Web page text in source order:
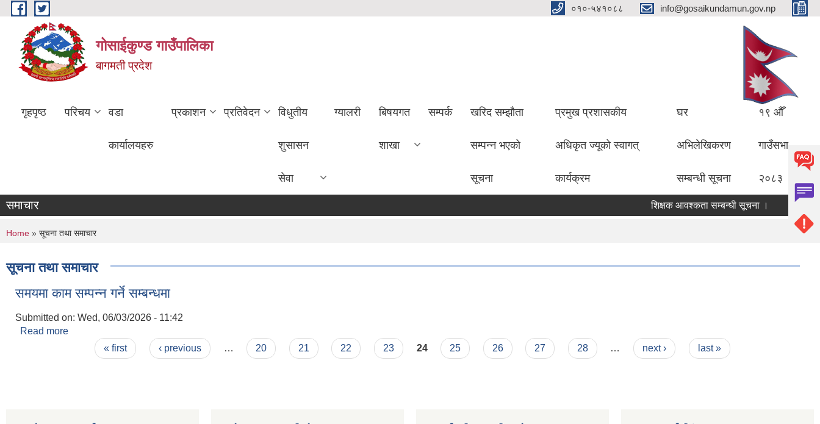
Skip to main content ०१०-५४१०८८ info@gosaikundamun.gov.np
गोसाईकुण्ड गाउँपालिका
बागमती प्रदेश
गृहपृष्ठ परिचय वडा
कार्यालयहरु
प्रकाशन प्रतिवेदन विधुतीय
शुसासन
सेवा
ग्यालरी बिषयगत
शाखा
सम्पर्क खरिद सम्झौता
सम्पन्न भएको
सूचना
प्रमुख प्रशासकीय
अधिकृत ज्यूको स्वागत्
कार्यक्रम
घर
अभिलेखिकरण
सम्बन्धी सूचना
१९ औँ
गाउँसभा
२०८३
समाचार शिक्षक आवश्कता सम्बन्धी सूचना ।
You are here
Home » सूचना तथा समाचार
सूचना तथा समाचार
समयमा काम सम्पन्न गर्ने सम्बन्धमा
Submitted on: Wed, 06/03/2026 - 11:42
Read more
« first ‹ previous … 20 21 22 23 24 25 26 27 28 … next › last »